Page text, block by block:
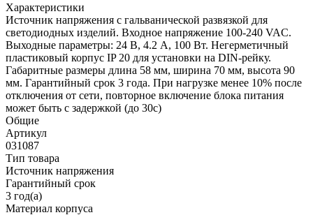
Характеристики
Источник напряжения с гальванической развязкой для
светодиодных изделий. Входное напряжение 100-240 VAC.
Выходные параметры: 24 В, 4.2 А, 100 Вт. Негерметичный
пластиковый корпус IP 20 для установки на DIN-рейку.
Габаритные размеры длина 58 мм, ширина 70 мм, высота 90
мм. Гарантийный срок 3 года. При нагрузке менее 10% после
отключения от сети, повторное включение блока питания
может быть с задержкой (до 30с)
Общие
Артикул
031087
Тип товара
Источник напряжения
Гарантийный срок
3 год(а)
Материал корпуса